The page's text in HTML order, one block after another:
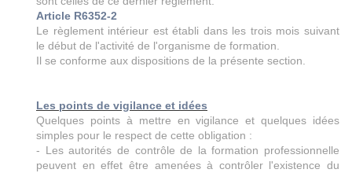
Article R6352-2
Le règlement intérieur est établi dans les trois mois suivant
le début de l'activité de l'organisme de formation.
Il se conforme aux dispositions de la présente section.
Les points de vigilance et idées
Quelques points à mettre en vigilance et quelques idées
simples pour le respect de cette obligation :
- Les autorités de contrôle de la formation professionnelle
peuvent en effet être amenées à contrôler l'existence du